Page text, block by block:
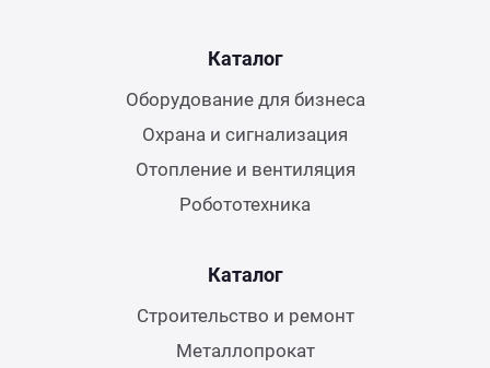
Каталог
Оборудование для бизнеса
Охрана и сигнализация
Отопление и вентиляция
Робототехника
Каталог
Строительство и ремонт
Металлопрокат